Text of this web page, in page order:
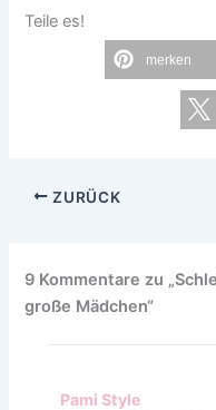
Teile es!
merken
ZURÜCK
9 Kommentare zu
große Mädchen“
Pami Style